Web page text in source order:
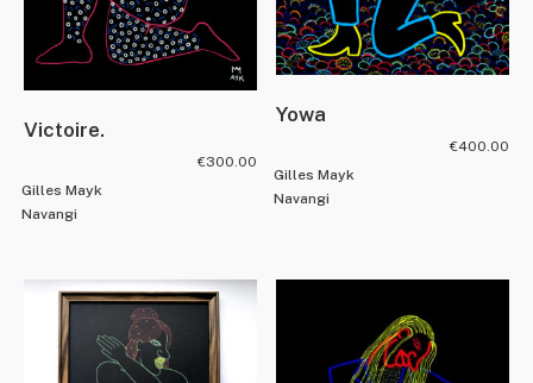
Victoire.
Gilles Mayk
Navangi
€300.00
Yowa
Gilles Mayk
Navangi
€400.00